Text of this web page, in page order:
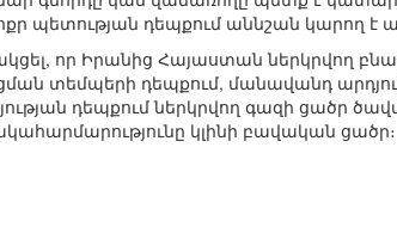
պետության դեպքում աննշան կարող է
որ Իրանից Հայաստան ներկրվող
տեմպերի դեպքում, մանավանդ
դեպքում ներկրվող գազի ցածր
կլինի բավական ցածր։